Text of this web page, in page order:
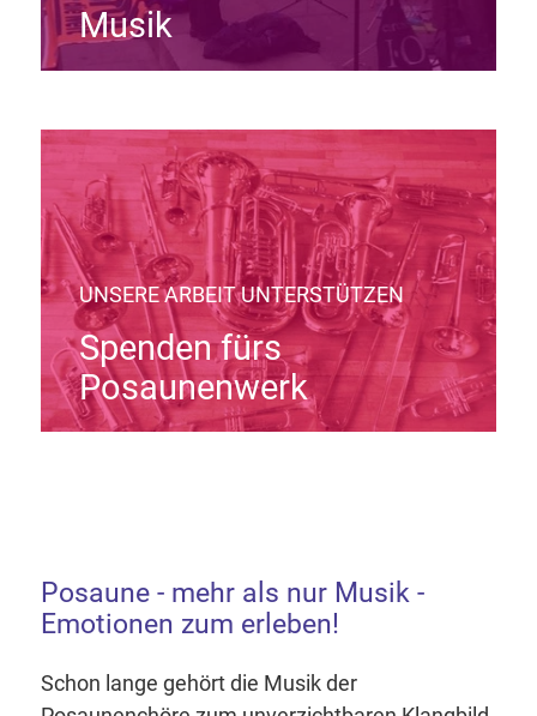
Musik
UNSERE ARBEIT UNTERSTÜTZEN
Spenden fürs
Posaunenwerk
Posaune - mehr als nur Musik -
Emotionen zum erleben!
Schon lange gehört die Musik der